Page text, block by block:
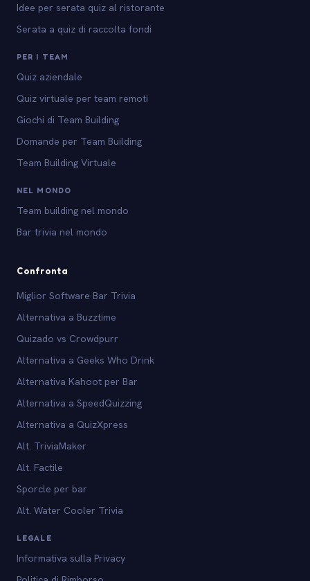
Idee per serata quiz al ristorante
Serata a quiz di raccolta fondi
PER I TEAM
Quiz aziendale
Quiz virtuale per team remoti
Giochi di Team Building
Domande per Team Building
Team Building Virtuale
NEL MONDO
Team building nel mondo
Bar trivia nel mondo
Confronta
Miglior Software Bar Trivia
Alternativa a Buzztime
Quizado vs Crowdpurr
Alternativa a Geeks Who Drink
Alternativa Kahoot per Bar
Alternativa a SpeedQuizzing
Alternativa a QuizXpress
Alt. TriviaMaker
Alt. Factile
Sporcle per bar
Alt. Water Cooler Trivia
LEGALE
Informativa sulla Privacy